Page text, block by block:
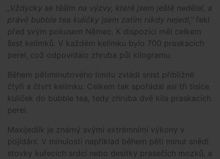
„Vždycky se těším na výzvy, které jsem ještě nedělal, a
právě bubble tea kuličky jsem zatím nikdy nejedl," řekl
před svým pokusem Němec. K dispozici měl celkem
šest kelímků. V každém kelímku bylo 700 praskacích
perel, což odpovídalo zhruba půl kilogramu.
Během pětiminutového limitu zvládl sníst přibližně
čtyři a čtvrt kelímku. Celkem tak spořádal asi tři tisíce
kuliček do bubble tea, tedy zhruba dvě kila praskacích
perel.
Maxijedlík je známý svými extrémními výkony v
pojídání. V minulosti například během pěti minut snědl
stovky kuřecích srdcí nebo desítky prasečích mozků, a